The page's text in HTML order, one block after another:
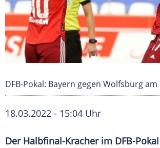
DFB-Pokal: Bayern gegen Wolfsburg
18.03.2022 - 15:04 Uhr
Der Halbfinal-Kracher im DFB-